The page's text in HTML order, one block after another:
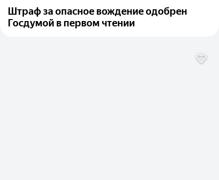
Штраф за опасное вождение одобрен
Госдумой в первом чтении